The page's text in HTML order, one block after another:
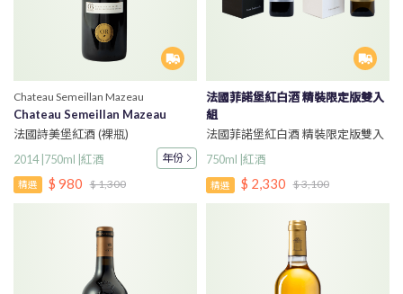
Chateau Semeillan Mazeau
Chateau Semeillan Mazeau
法國詩美堡紅酒 (裸瓶)
2014 |750ml |紅酒
年份
精選 $ 980 $ 1,300
法國菲諾堡紅白酒 精裝限定版雙入
組
法國菲諾堡紅白酒 精裝限定版雙入
組
750ml |紅酒
精選 $ 2,330 $ 3,100